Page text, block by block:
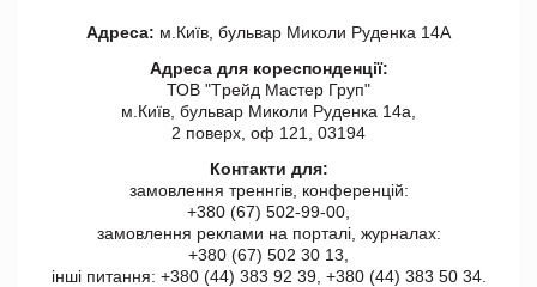
Адреса: м.Київ, бульвар Миколи Руденка 14А
Адреса для кореспонденції:
ТОВ "Tрейд Мастер Груп"
м.Київ, бульвар Миколи Руденка 14а,
2 поверх, оф 121, 03194
Контакти для:
замовлення треннгів, конференцій:
+380 (67) 502-99-00,
замовлення реклами на порталі, журналах:
+380 (67) 502 30 13,
інші питання: +380 (44) 383 92 39, +380 (44) 383 50 34.